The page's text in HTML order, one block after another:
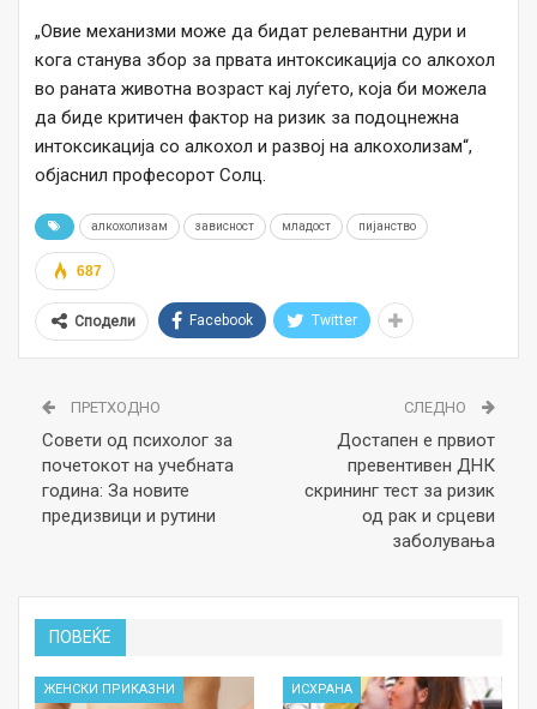
„Овие механизми може да бидат релевантни дури и
кога станува збор за првата интоксикација со алкохол
во раната животна возраст кај луѓето, која би можела
да биде критичен фактор на ризик за подоцнежна
интоксикација со алкохол и развој на алкохолизам“,
објаснил професорот Солц.
алкохолизам зависност младост пијанство
687
Сподели Facebook Twitter
ПРЕТХОДНО
Совети од психолог за
почетокот на учебната
година: За новите
предизвици и рутини
СЛЕДНО
Достапен е првиот
превентивен ДНК
скрининг тест за ризик
од рак и срцеви
заболувања
ПОВЕЌЕ
ЖЕНСКИ ПРИКАЗНИ ИСХРАНА